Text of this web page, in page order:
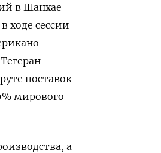
в Шанхае
ходе сессии
‌поставок
мирового
а